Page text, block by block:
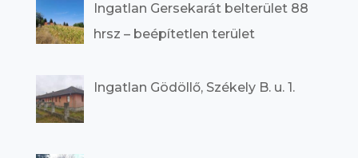
Ingatlan Gersekarát belterület 88
hrsz – beépítetlen terület
Ingatlan Gödöllő, Székely B. u. 1.